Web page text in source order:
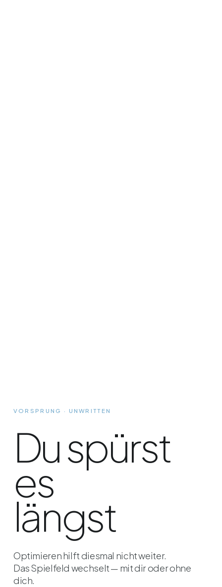
VORSPRUNG · UNWRITTEN
Du spürst
es
längst
Optimieren hilft diesmal nicht weiter.
Das Spielfeld wechselt — mit dir oder ohne
dich.